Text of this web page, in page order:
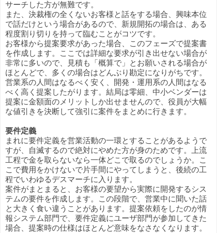
サーチした方が無難です。
また、決裁権の全くないお客様と話をする場合、興味本位
で話だけという場合があるので、新規開拓の場合は、ある
程度割り切りを持って臨むことがコツです。
お客様から提案要求があった場合、このフェーズで提案書
を作成します。ここでは詳細な要求が引き出せない場合が
非常に多いので、見積も「概算で」とお願いされる場合が
ほとんどで、多くの場合はどんぶり勘定になりがちです。
営業系の人間はなるべく安く、開発・運用系の人間はなる
べく高く提案したがります。結局は零細、中小ベンダーは
提案に金額面のメリットしか出せませんので、役員が大幅
な値引きを決断して強引に案件をまとめに行きます。
要件定義
まれに要件定義を営業活動の一環とすることがあるようで
すが、自滅するので絶対にやめた方が身のためです。上流
工程で金を取らないなら一体どこで取るのでしょうか。こ
こで費用をかけないで片手間にやってしまうと、後続の工
程でいわゆるデスマーチに入ります。
案件がまとまると、お客様の要望から実際に開発するシス
テムの要件を作成します。この段階で、営業中に聞いた話
と大きく食い違うことがあります。提案依頼をしたのが情
報システム部門で、要件定義にユーザ部門が参加してきた
場合、提案時の仕様はほとんど意味をなさなくなります。